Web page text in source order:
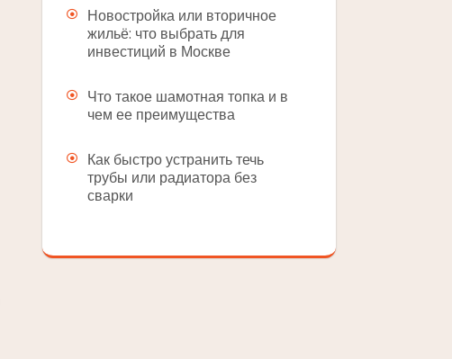
Новостройка или вторичное
жильё: что выбрать для
инвестиций в Москве
Что такое шамотная топка и в
чем ее преимущества
Как быстро устранить течь
трубы или радиатора без
сварки